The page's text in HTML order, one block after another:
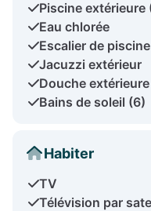
Piscine extérieure
Eau chlorée
Escalier de piscine
Jacuzzi extérieur
Douche extérieure
Bains de soleil (6)
Habiter
TV
Télévision par